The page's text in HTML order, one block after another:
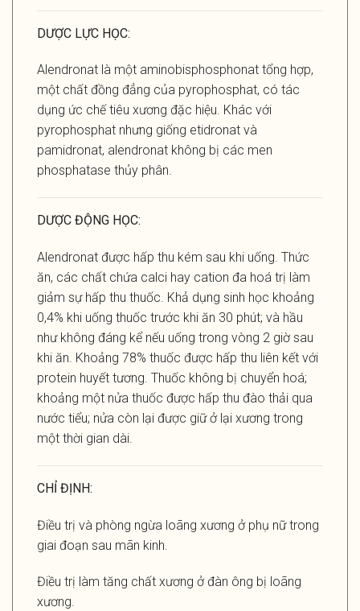
DƯỢC LỰC HỌC:
Alendronat là một aminobisphosphonat tổng hợp,
một chất đồng đẳng của pyrophosphat, có tác
dụng ức chế tiêu xương đặc hiệu. Khác với
pyrophosphat nhưng giống etidronat và
pamidronat, alendronat không bị các men
phosphatase thủy phân.
DƯỢC ĐỘNG HỌC:
Alendronat được hấp thu kém sau khi uống. Thức
ăn, các chất chứa calci hay cation đa hoá trị làm
giảm sự hấp thu thuốc. Khả dụng sinh học khoảng
0,4% khi uống thuốc trước khi ăn 30 phút; và hầu
như không đáng kể nếu uống trong vòng 2 giờ sau
khi ăn. Khoảng 78% thuốc được hấp thu liên kết với
protein huyết tương. Thuốc không bị chuyển hoá;
khoảng một nửa thuốc được hấp thu đào thải qua
nước tiểu; nửa còn lại được giữ ở lại xương trong
một thời gian dài.
CHỈ ĐỊNH:
Điều trị và phòng ngừa loãng xương ở phụ nữ trong
giai đoạn sau mãn kinh.
Điều trị làm tăng chất xương ở đàn ông bị loãng
xương.